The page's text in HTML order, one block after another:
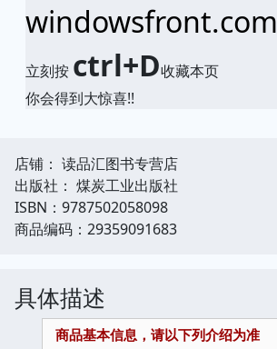
windowsfront.com
立刻按 ctrl+D收藏本页
你会得到大惊喜!!
店铺： 读品汇图书专营店
出版社： 煤炭工业出版社
ISBN：9787502058098
商品编码：29359091683
具体描述
商品基本信息，请以下列介绍为准